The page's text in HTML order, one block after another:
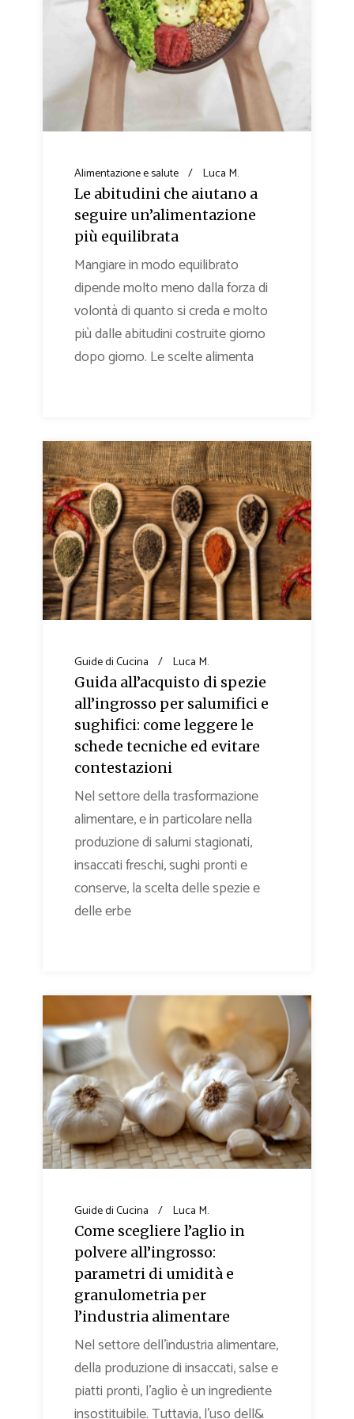
Alimentazione e salute Luca M.
Le abitudini che aiutano a
seguire un’alimentazione
più equilibrata
Mangiare in modo equilibrato
dipende molto meno dalla forza di
volontà di quanto si creda e molto
più dalle abitudini costruite giorno
dopo giorno. Le scelte alimenta
Guide di Cucina Luca M.
Guida all’acquisto di spezie
all’ingrosso per salumifici e
sughifici: come leggere le
schede tecniche ed evitare
contestazioni
Nel settore della trasformazione
alimentare, e in particolare nella
produzione di salumi stagionati,
insaccati freschi, sughi pronti e
conserve, la scelta delle spezie e
delle erbe
Guide di Cucina Luca M.
Come scegliere l’aglio in
polvere all’ingrosso:
parametri di umidità e
granulometria per
l’industria alimentare
Nel settore dell’industria alimentare,
della produzione di insaccati, salse e
piatti pronti, l’aglio è un ingrediente
insostituibile. Tuttavia, l’uso dell&